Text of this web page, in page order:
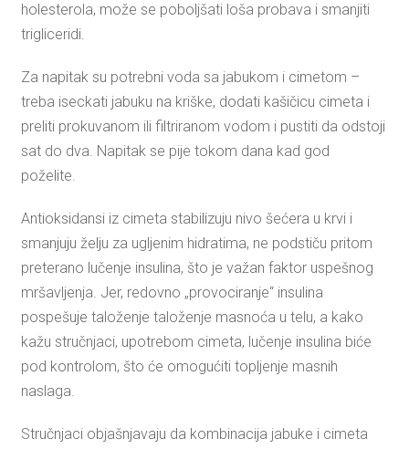
holesterola, može se poboljšati loša probava i smanjiti
trigliceridi.
Za napitak su potrebni voda sa jabukom i cimetom –
treba iseckati jabuku na kriške, dodati kašičicu cimeta i
preliti prokuvanom ili filtriranom vodom i pustiti da odstoji
sat do dva. Napitak se pije tokom dana kad god
poželite.
Antioksidansi iz cimeta stabilizuju nivo šećera u krvi i
smanjuju želju za ugljenim hidratima, ne podstiču pritom
preterano lučenje insulina, što je važan faktor uspešnog
mršavljenja. Jer, redovno „provociranje“ insulina
pospešuje taloženje taloženje masnoća u telu, a kako
kažu stručnjaci, upotrebom cimeta, lučenje insulina biće
pod kontrolom, što će omogućiti topljenje masnih
naslaga.
Stručnjaci objašnjavaju da kombinacija jabuke i cimeta